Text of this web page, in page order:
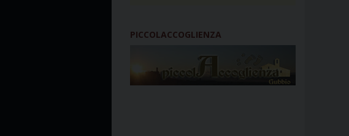
PICCOLACCOGLIENZA